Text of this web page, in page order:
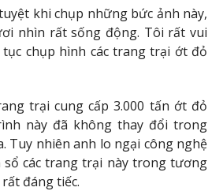
khi chụp những bức ảnh này,
nhìn rất sống động. Tôi rất vui
chụp hình các trang trại ớt đỏ
trại cung cấp 3.000 tấn ớt đỏ
này đã không thay đổi trong
Tuy nhiên anh lo ngại công nghệ
sổ các trang trại này trong tương
đáng tiếc.